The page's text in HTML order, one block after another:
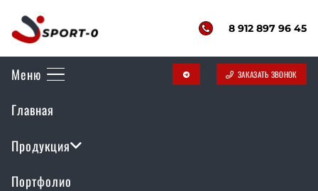
8 912 897 96 45
Меню
Главная
Продукция
Портфолио
telegram ЗАКАЗАТЬ ЗВОНОК
Спортивная искусственная
трава